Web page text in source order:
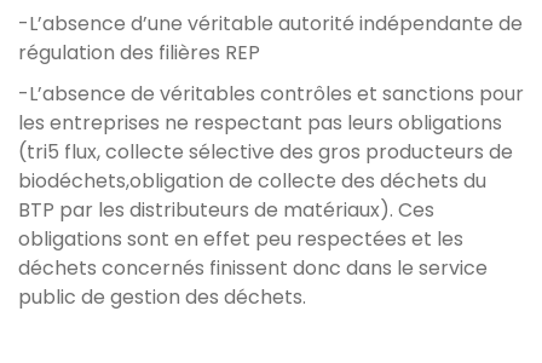
-L’absence d’une véritable autorité indépendante de
régulation des filières REP
-L’absence de véritables contrôles et sanctions pour
les entreprises ne respectant pas leurs obligations
(tri5 flux, collecte sélective des gros producteurs de
biodéchets,obligation de collecte des déchets du
BTP par les distributeurs de matériaux). Ces
obligations sont en effet peu respectées et les
déchets concernés finissent donc dans le service
public de gestion des déchets.